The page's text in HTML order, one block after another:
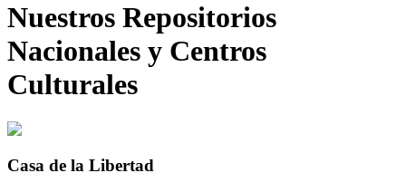
Nuestros Repositorios
Nacionales y Centros
Culturales
Casa de la Libertad